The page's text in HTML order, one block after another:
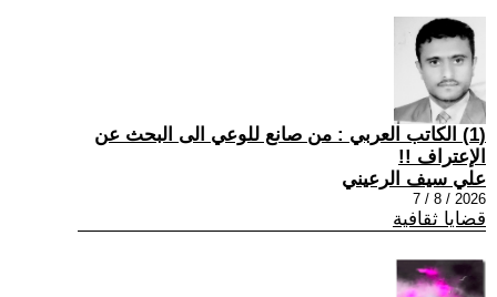
(1) الكاتب العربي : من صانع للوعي الى البحث عن
الإعتراف !!
علي سيف الرعيني
2026 / 8 / 7
قضايا ثقافية